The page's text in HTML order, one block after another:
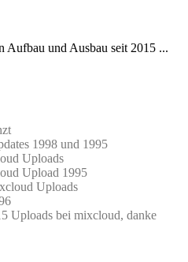
Aufbau und Ausbau seit 2015 ...
1998 und 1995
Uploads
Upload 1995
Uploads
Uploads bei mixcloud, danke